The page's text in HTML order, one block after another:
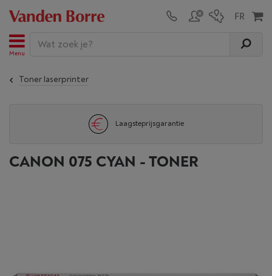
Menu
Toner laserprinter
Laagsteprijsgarantie
CANON 075 CYAN - TONER